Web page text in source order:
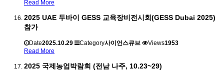
Read More
2025 UAE 두바이 GESS 교육장비전시회(GESS Dubai 2025)
참가
Date2025.10.29 Category사이언스큐브 Views1953
Read More
2025 국제농업박람회 (전남 나주, 10.23~29)